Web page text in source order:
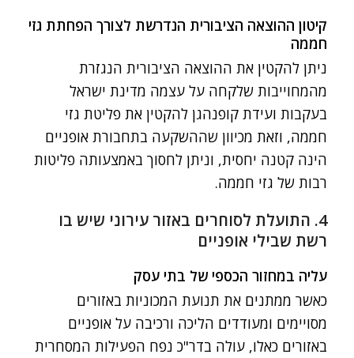
קיטון ההוצאה הציבורית הנדרשת לצורך הפחתת גזי
חממה
ניתן להקטין את ההוצאה הציבורית הנגזרת
מהמחוייבות שלקחה על עצמה מדינת ישראל
בעקבות ועידת קופנהגן להקטין את פליטת גזי
חממה, וזאת מכיוון שההשקעה בתחבורת אופניים
הינה קטנה יחסית, וניתן לחסוך באמצעותה פליטות
רבות של גזי חממה.
4. התועלת לסוחרים באזור עירוני שיש בו
רשת שבילי אופניים
עליה במחזור הכספי של בתי עסק
כאשר ממתנים את תנועת המכוניות באזורים
מסויימים ומעודדים הליכה ורכיבה על אופניים
באזורים כאלו, עולה בדר"כ נפח הפעילות המסחרית